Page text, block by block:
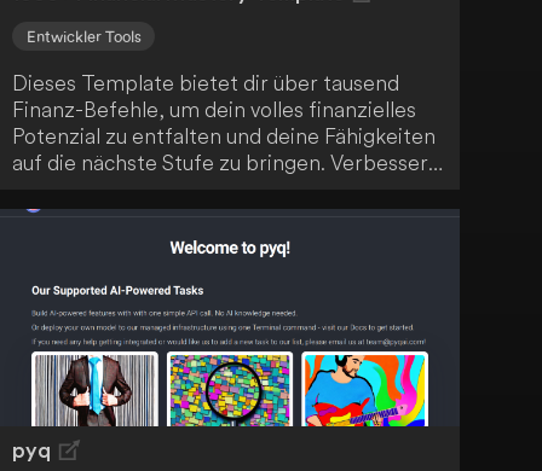
Entwickler Tools
Dieses Template bietet dir über tausend
Finanz-Befehle, um dein volles finanzielles
Potenzial zu entfalten und deine Fähigkeiten
auf die nächste Stufe zu bringen. Verbessere
ultimativen Sammlung von 1000+
Finanzfragen. Entdecke dein finanzielles
mit dieser umfangreichen Sammlung.
pyq